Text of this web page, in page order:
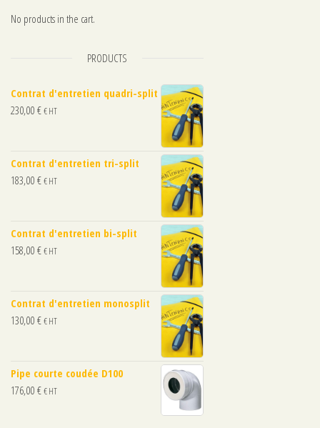
No products in the cart.
PRODUCTS
Contrat d'entretien quadri-split
230,00 €€ HT
Contrat d'entretien tri-split
183,00 €€ HT
Contrat d'entretien bi-split
158,00 €€ HT
Contrat d'entretien monosplit
130,00 €€ HT
Pipe courte coudée D100
176,00 €€ HT